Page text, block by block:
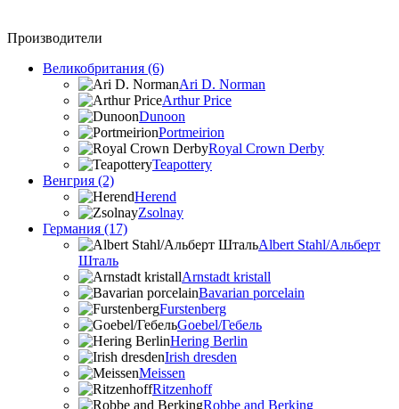
Производители
Великобритания (6)
Ari D. Norman
Arthur Price
Dunoon
Portmeirion
Royal Crown Derby
Teapottery
Венгрия (2)
Herend
Zsolnay
Германия (17)
Albert Stahl/Альбеpт
Шталь
Arnstadt kristall
Bavarian porcelain
Furstenberg
Goebel/Гебель
Hering Berlin
Irish dresden
Meissen
Ritzenhoff
Robbe and Berking